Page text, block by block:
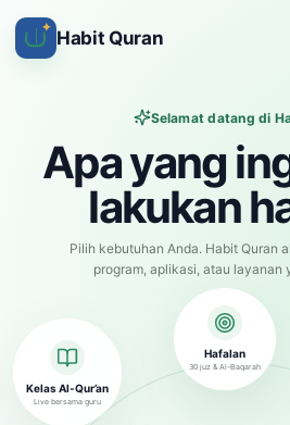
✦ Habit Quran
Selamat datang di
Apa yang
lakukan
Pilih kebutuhan Anda. Habit Quran
program, aplikasi, atau layanan
Kelas Al-Qur’an
Live bersama guru
Hafalan
30 juz & Al-Baqarah